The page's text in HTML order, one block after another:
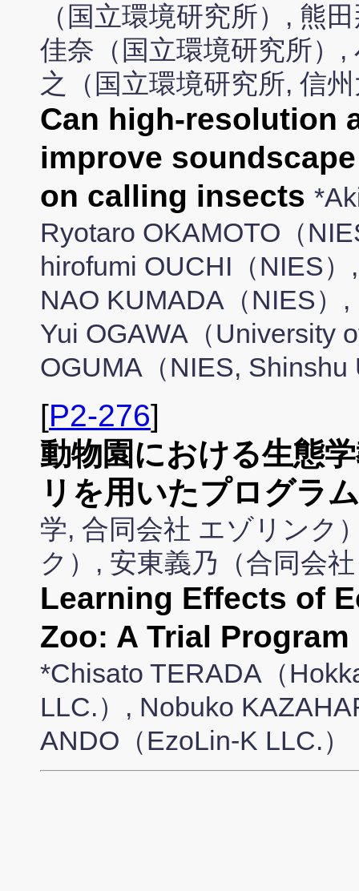
（国立環境研究所）, 熊
佳奈（国立環境研究所）
之（国立環境研究所, 信
Can high-resolution
improve
on calling insects
Ryotaro OKAMOTO（
hirofumi OUCHI（NIES
NAO KUMADA（NIES）
Yui OGAWA（University
OGUMA（NIES, Shinshu
[P2-276]
動物園における生態
リを用いたプログラ
学, 合同会社 エゾリンク
ク）, 安東義乃（合同会
Learning Effects of
Zoo: A Trial
*Chisato TERADA（
LLC.）, Nobuko
ANDO（EzoLin-K LLC.）